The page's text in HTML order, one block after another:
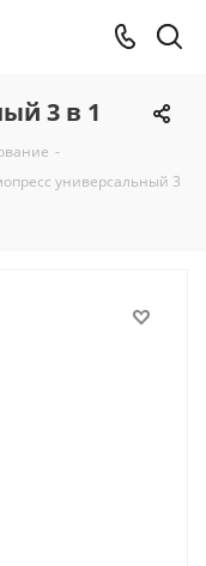
3 в 1
-
универсальный 3